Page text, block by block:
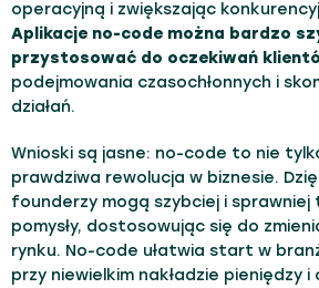
operacyjną i zwiększając
Aplikacje no-code można bardzo
przystosować do oczekiwań
podejmowania czasochłonnych i
działań.
Wnioski są jasne: no-code to nie
prawdziwa rewolucja w biznesie.
founderzy mogą szybciej i
pomysły, dostosowując się do
rynku. No-code ułatwia start w
przy niewielkim nakładzie pieniędzy i